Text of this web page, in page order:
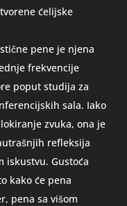
ćelijske
pene je njena
frekvencije
poput studija za
sala. Iako
zvuka, ona je
refleksija
iskustvu. Gustoća
kako će pena
pena sa višom